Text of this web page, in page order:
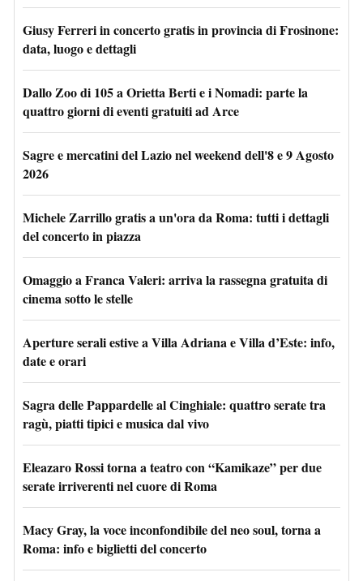
Giusy Ferreri in concerto gratis in provincia di Frosinone:
data, luogo e dettagli
Dallo Zoo di 105 a Orietta Berti e i Nomadi: parte la
quattro giorni di eventi gratuiti ad Arce
Sagre e mercatini del Lazio nel weekend dell'8 e 9 Agosto
2026
Michele Zarrillo gratis a un'ora da Roma: tutti i dettagli
del concerto in piazza
Omaggio a Franca Valeri: arriva la rassegna gratuita di
cinema sotto le stelle
Aperture serali estive a Villa Adriana e Villa d’Este: info,
date e orari
Sagra delle Pappardelle al Cinghiale: quattro serate tra
ragù, piatti tipici e musica dal vivo
Eleazaro Rossi torna a teatro con “Kamikaze” per due
serate irriverenti nel cuore di Roma
Macy Gray, la voce inconfondibile del neo soul, torna a
Roma: info e biglietti del concerto